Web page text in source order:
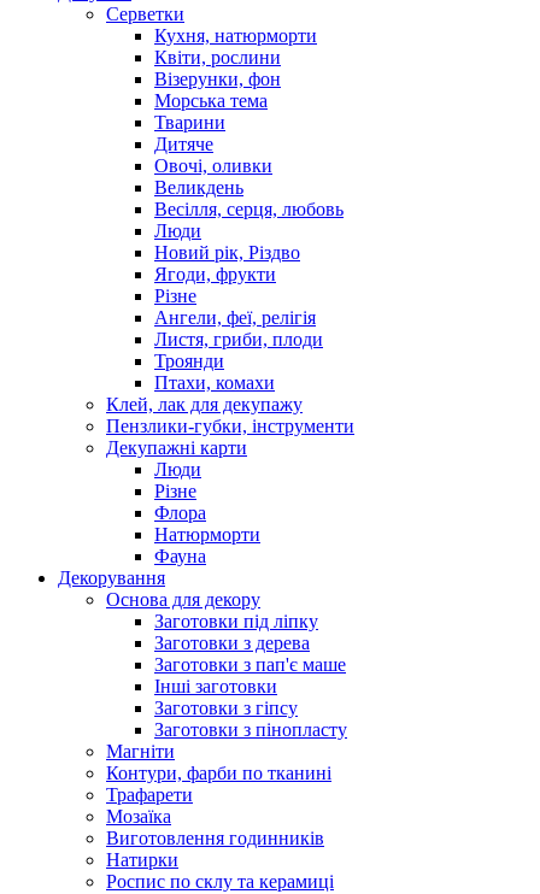
Серветки
Кухня, натюрморти
Квіти, рослини
Візерунки, фон
Морська тема
Тварини
Дитяче
Овочі, оливки
Великдень
Весілля, серця, любовь
Люди
Новий рік, Різдво
Ягоди, фрукти
Різне
Ангели, феї, релігія
Листя, гриби, плоди
Троянди
Птахи, комахи
Клей, лак для декупажу
Пензлики-губки, інструменти
Декупажні карти
Люди
Різне
Флора
Натюрморти
Фауна
Декорування
Основа для декору
Заготовки під ліпку
Заготовки з дерева
Заготовки з пап'є маше
Інші заготовки
Заготовки з гіпсу
Заготовки з пінопласту
Магніти
Контури, фарби по тканині
Трафарети
Мозаїка
Виготовлення годинників
Натирки
Роспис по склу та керамиці